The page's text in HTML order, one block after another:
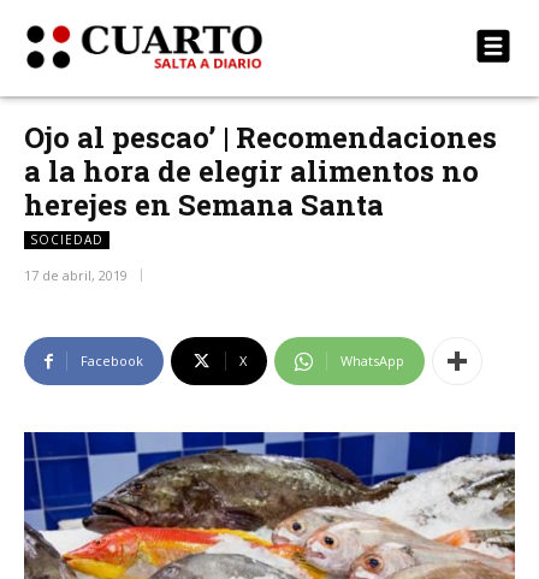
Ojo al pescao’ | Recomendaciones
a la hora de elegir alimentos no
herejes en Semana Santa
SOCIEDAD
17 de abril, 2019
Facebook X WhatsApp